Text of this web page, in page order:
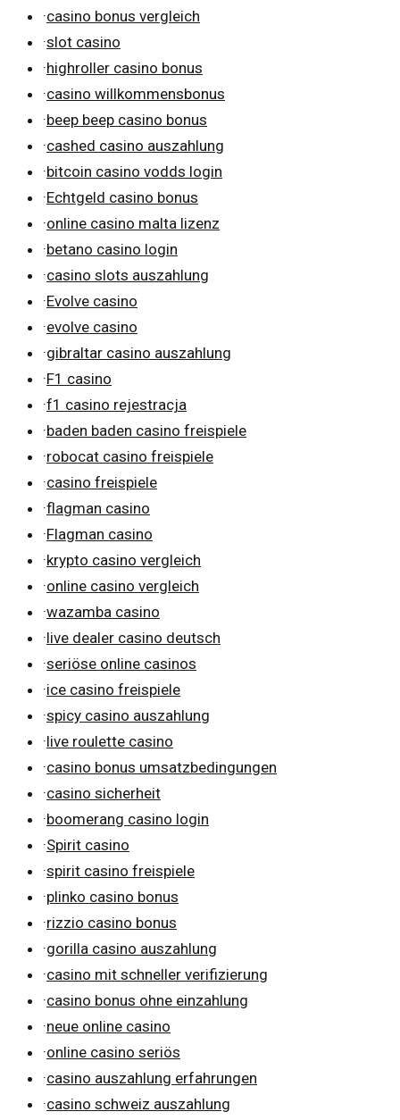
·casino bonus vergleich
·slot casino
·highroller casino bonus
·casino willkommensbonus
·beep beep casino bonus
·cashed casino auszahlung
·bitcoin casino vodds login
·Echtgeld casino bonus
·online casino malta lizenz
·betano casino login
·casino slots auszahlung
·Evolve casino
·evolve casino
·gibraltar casino auszahlung
·F1 casino
·f1 casino rejestracja
·baden baden casino freispiele
·robocat casino freispiele
·casino freispiele
·flagman casino
·Flagman casino
·krypto casino vergleich
·online casino vergleich
·wazamba casino
·live dealer casino deutsch
·seriöse online casinos
·ice casino freispiele
·spicy casino auszahlung
·live roulette casino
·casino bonus umsatzbedingungen
·casino sicherheit
·boomerang casino login
·Spirit casino
·spirit casino freispiele
·plinko casino bonus
·rizzio casino bonus
·gorilla casino auszahlung
·casino mit schneller verifizierung
·casino bonus ohne einzahlung
·neue online casino
·online casino seriös
·casino auszahlung erfahrungen
·casino schweiz auszahlung